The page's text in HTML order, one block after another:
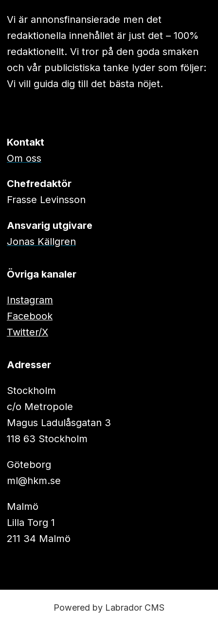
Vi är annonsfinansierade men det
redaktionella innehållet är just det – 100%
redaktionellt. Vi tror på den goda smaken
och vår publicistiska tanke lyder som följer:
Vi vill guida dig till det bästa nöjet.
Kontakt
Om oss
Chefredaktör
Frasse Levinsson
Ansvarig utgivare
Jonas Källgren
Övriga kanaler
Instagram
Facebook
Twitter/X
Adresser
Stockholm
c/o Metropole
Magus Ladulåsgatan 3
118 63 Stockholm
Göteborg
ml@hkm.se
Malmö
Lilla Torg 1
211 34 Malmö
Powered by Labrador CMS